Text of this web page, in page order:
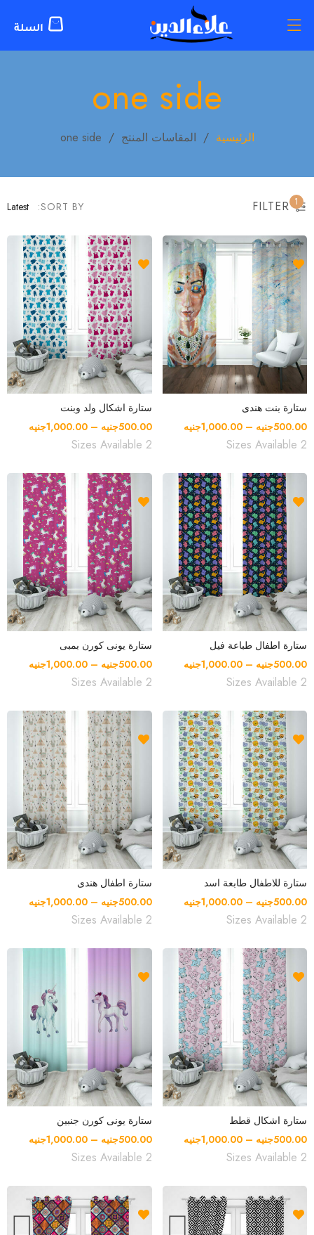
one side
الرئيسية / المقاسات المنتج /
one side
FILTER 1
SORT BY:
Latest
ستارة بنت هندى
500.00جنيه –
1,000.00جنيه
ستارة اشكال ولد وبنت
500.00جنيه –
1,000.00جنيه
ستارة اطفال طباعة فيل
500.00جنيه –
1,000.00جنيه
ستارة يونى كورن بمبى
500.00جنيه –
1,000.00جنيه
ستارة للاطفال طابعة اسد
500.00جنيه –
1,000.00جنيه
ستارة اطفال هندى
500.00جنيه –
1,000.00جنيه
ستارة اشكال قطط
500.00جنيه –
1,000.00جنيه
ستارة يونى كورن جنبين
500.00جنيه –
1,000.00جنيه